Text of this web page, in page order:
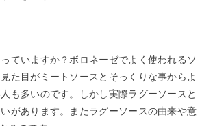
ていますか？ボロネーゼでよく使われるソ
た目がミートソースとそっくりな事からよ
も多いのです。しかし実際ラグーソースと
があります。またラグーソースの由来や意